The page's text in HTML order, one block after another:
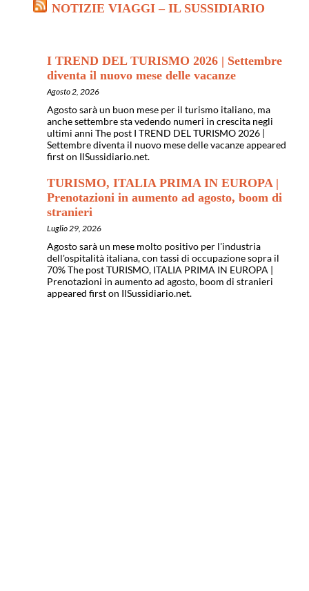
NOTIZIE VIAGGI – IL SUSSIDIARIO
I TREND DEL TURISMO 2026 | Settembre
diventa il nuovo mese delle vacanze
Agosto 2, 2026
Agosto sarà un buon mese per il turismo italiano, ma
anche settembre sta vedendo numeri in crescita negli
ultimi anni The post I TREND DEL TURISMO 2026 |
Settembre diventa il nuovo mese delle vacanze appeared
first on IlSussidiario.net.
TURISMO, ITALIA PRIMA IN EUROPA |
Prenotazioni in aumento ad agosto, boom di
stranieri
Luglio 29, 2026
Agosto sarà un mese molto positivo per l'industria
dell'ospitalità italiana, con tassi di occupazione sopra il
70% The post TURISMO, ITALIA PRIMA IN EUROPA |
Prenotazioni in aumento ad agosto, boom di stranieri
appeared first on IlSussidiario.net.